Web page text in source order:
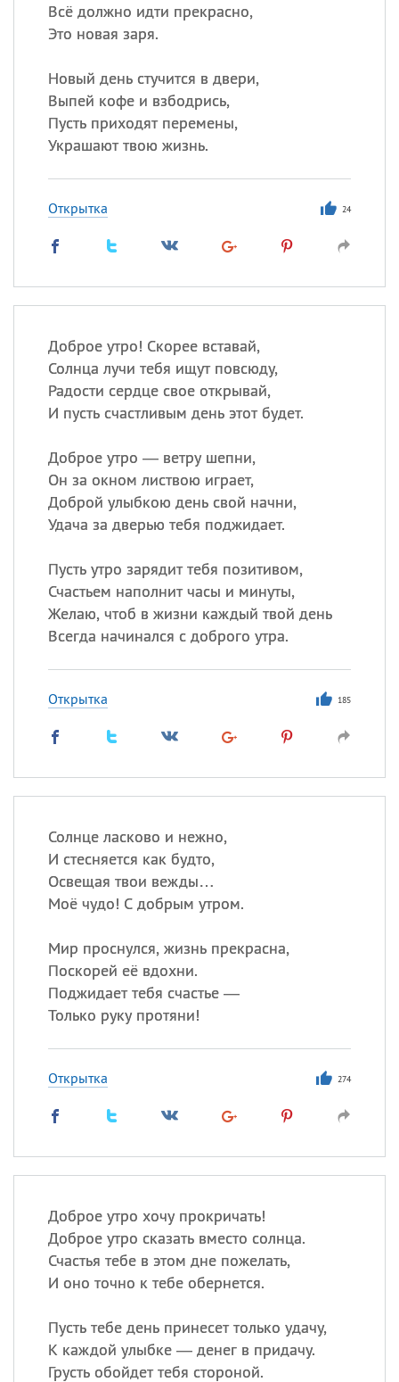
Всё должно идти прекрасно,
Это новая заря.
Новый день стучится в двери,
Выпей кофе и взбодрись,
Пусть приходят перемены,
Украшают твою жизнь.
Открытка 24
Доброе утро! Скорее вставай,
Солнца лучи тебя ищут повсюду,
Радости сердце свое открывай,
И пусть счастливым день этот будет.
Доброе утро — ветру шепни,
Он за окном листвою играет,
Доброй улыбкою день свой начни,
Удача за дверью тебя поджидает.
Пусть утро зарядит тебя позитивом,
Счастьем наполнит часы и минуты,
Желаю, чтоб в жизни каждый твой день
Всегда начинался с доброго утра.
Открытка 185
Солнце ласково и нежно,
И стесняется как будто,
Освещая твои вежды…
Моё чудо! С добрым утром.
Мир проснулся, жизнь прекрасна,
Поскорей её вдохни.
Поджидает тебя счастье —
Только руку протяни!
Открытка 274
Доброе утро хочу прокричать!
Доброе утро сказать вместо солнца.
Счастья тебе в этом дне пожелать,
И оно точно к тебе обернется.
Пусть тебе день принесет только удачу,
К каждой улыбке — денег в придачу.
Грусть обойдет тебя стороной.